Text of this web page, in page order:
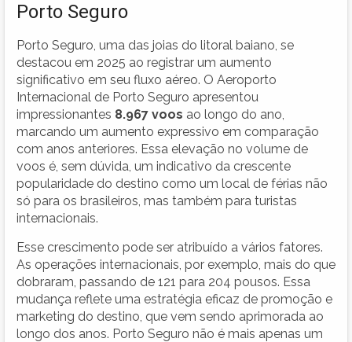
Porto Seguro
Porto Seguro, uma das joias do litoral baiano, se
destacou em 2025 ao registrar um aumento
significativo em seu fluxo aéreo. O Aeroporto
Internacional de Porto Seguro apresentou
impressionantes 8.967 voos ao longo do ano,
marcando um aumento expressivo em comparação
com anos anteriores. Essa elevação no volume de
voos é, sem dúvida, um indicativo da crescente
popularidade do destino como um local de férias não
só para os brasileiros, mas também para turistas
internacionais.
Esse crescimento pode ser atribuído a vários fatores.
As operações internacionais, por exemplo, mais do que
dobraram, passando de 121 para 204 pousos. Essa
mudança reflete uma estratégia eficaz de promoção e
marketing do destino, que vem sendo aprimorada ao
longo dos anos. Porto Seguro não é mais apenas um